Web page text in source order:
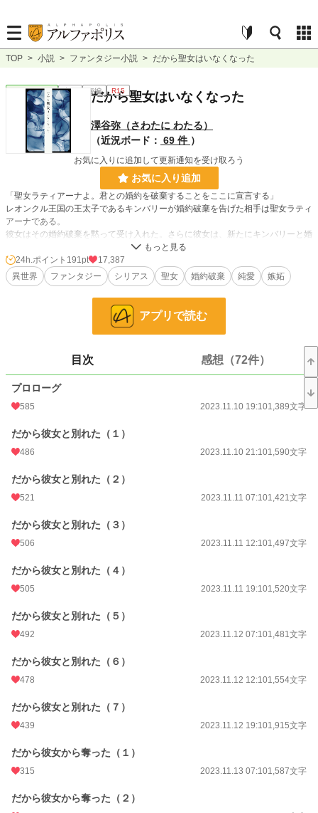
TOP > 小説 > ファンタジー小説 > だから聖女はいなくなった
ファンタジー 完結 短編 R15
だから聖女はいなくなった
澤谷弥（さわたに わたる）
（近況ボード： 69 件 ）
お気に入りに追加して更新通知を受け取ろう
お気に入り追加
「聖女ラティアーナよ。君との婚約を破棄することをここに宣言する」
レオンクル王国の王太子であるキンバリーが婚約破棄を告げた相手は聖女ラティ
アーナである。
彼女はその婚約破棄を黙って受け入れた。さらに彼女は、新たにキンバリーと婚
約したアイニスに聖女の証である首飾りを手渡すと姿を消した。
だが、ラティアーナがいなくなってから彼女のありがたみに気づいたキンバリー
だが、すでにその姿はどこにもない。
キンバリーの弟であるサディアスが、兄のためにもラティアーナを探し始める。
だが、彼女を探していくうちに、なぜ彼女がキンバリーとの婚約破棄を受け入
れ、聖女という地位を退いたのかの理由を知る――。
7,127 位 / 228,635 件
お気に入り
24h.ポイント 191 pt
文字数
更新日時 2023.11.30 18:41
初回公開日時
初回完結日時 2023.11.30 18:41
13,213 pt (3,508 位)
累計ポイント
24h.ポイント 191pt
17,387
異世界
ファンタジー シリアス 聖女 婚約破棄 純愛 嫉妬
アプリで読む
目次 感想（72件）
プロローグ
585 2023.11.10 19:101,389文字
だから彼女と別れた（１）
486 2023.11.10 21:101,590文字
だから彼女と別れた（２）
521 2023.11.11 07:101,421文字
だから彼女と別れた（３）
506 2023.11.11 12:101,497文字
だから彼女と別れた（４）
505 2023.11.11 19:101,520文字
だから彼女と別れた（５）
492 2023.11.12 07:101,481文字
だから彼女と別れた（６）
478 2023.11.12 12:101,554文字
だから彼女と別れた（７）
439 2023.11.12 19:101,915文字
だから彼女から奪った（１）
315 2023.11.13 07:101,587文字
だから彼女から奪った（２）